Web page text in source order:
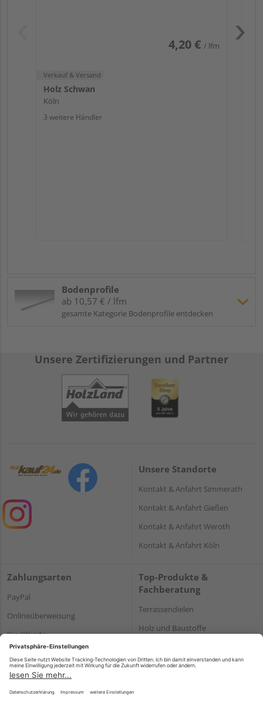
4,20 € / lfm
Verkauf & Versand
Holz Schwan
Köln
3 weitere Händler
Bodenprofile
ab 10,57 € / lfm
gesamte Kategorie Bodenprofile entdecken
Unsere Zertifizierungen und Partner
Unsere Standorte
Kontakt & Anfahrt Simmerath
Kontakt & Anfahrt Gießen
Kontakt & Anfahrt Weroth
Kontakt & Anfahrt Köln
Zahlungsarten
PayPal
Onlineüberweisung
Kreditkarte
Rechnung*
*Bonität vorausgesetzt
Top-Produkte &
Fachberatung
Terrassendielen
Holz und Baustoffe